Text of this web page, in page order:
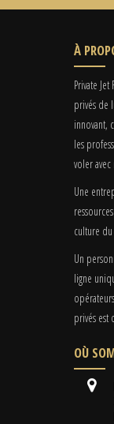
À
Private
privés de
innovant,
les
voler avec
Une
culture
Un
ligne
privés
OÙ